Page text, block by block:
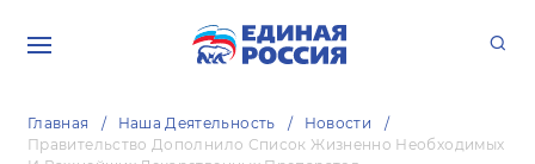
Главная Наша Деятельность
Новости
Правительство Дополнило Список Жизненно Необходимых